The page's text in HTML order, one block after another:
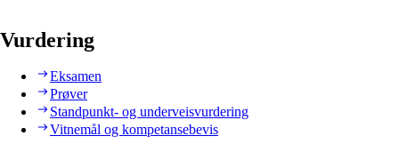
Vurdering
Eksamen
Prøver
Standpunkt- og underveisvurdering
Vitnemål og kompetansebevis